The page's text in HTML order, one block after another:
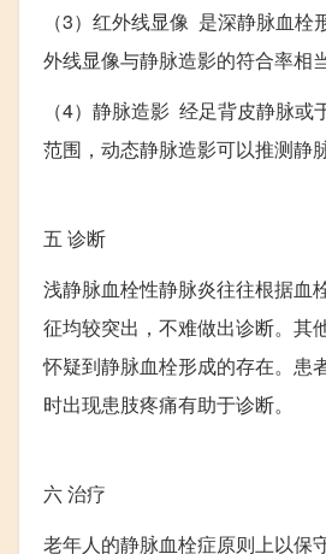
（3）红外线显像 是深静脉血
外线显像与静脉造影的符合率相当
（4）静脉造影 经足背皮静脉
范围，动态静脉造影可以推测静
五 诊断
浅静脉血栓性静脉炎往往根据血
征均较突出，不难做出诊断。其
怀疑到静脉血栓形成的存在。患
时出现患肢疼痛有助于诊断。
六治疗
老年人的静脉血栓症原则上以保